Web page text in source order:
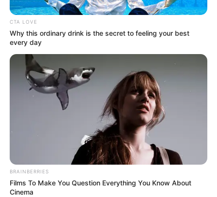
Por:
Nixon Carvajal Rincón
CTA LOVE
Why this ordinary drink is the secret to feeling your best
every day
BRAINBERRIES
Films To Make You Question Everything You Know About
Cinema